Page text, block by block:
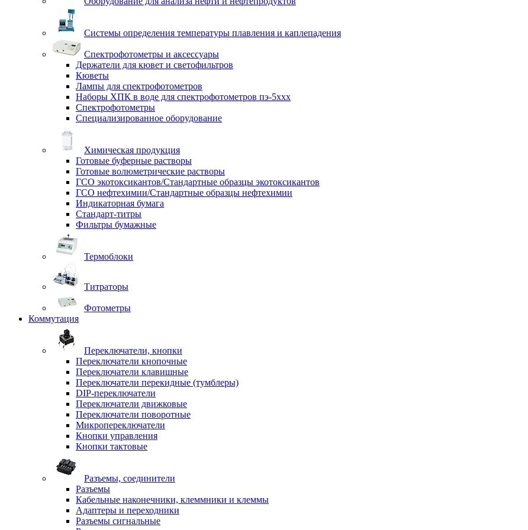
Системы определения температуры плавления и каплепадения
Спектрофотометры и аксессуары
Держатели для кювет и светофильтров
Кюветы
Лампы для спектрофотометров
Наборы ХПК в воде для спектрофотометров пэ-5ххх
Спектрофотометры
Специализированное оборудование
Химическая продукция
Готовые буферные растворы
Готовые волюметрические растворы
ГСО экотоксикантов/Стандартные образцы экотоксикантов
ГСО нефтехимии/Стандартные образцы нефтехимии
Индикаторная бумага
Стандарт-титры
Фильтры бумажные
Термоблоки
Титраторы
Фотометры
Коммутация
Переключатели, кнопки
Переключатели кнопочные
Переключатели клавишные
Переключатели перекидные (тумблеры)
DIP-переключатели
Переключатели движковые
Переключатели поворотные
Микропереключатели
Кнопки управления
Кнопки тактовые
Разъемы, соединители
Разъемы
Кабельные наконечники, клеммники и клеммы
Адаптеры и переходники
Разъемы сигнальные